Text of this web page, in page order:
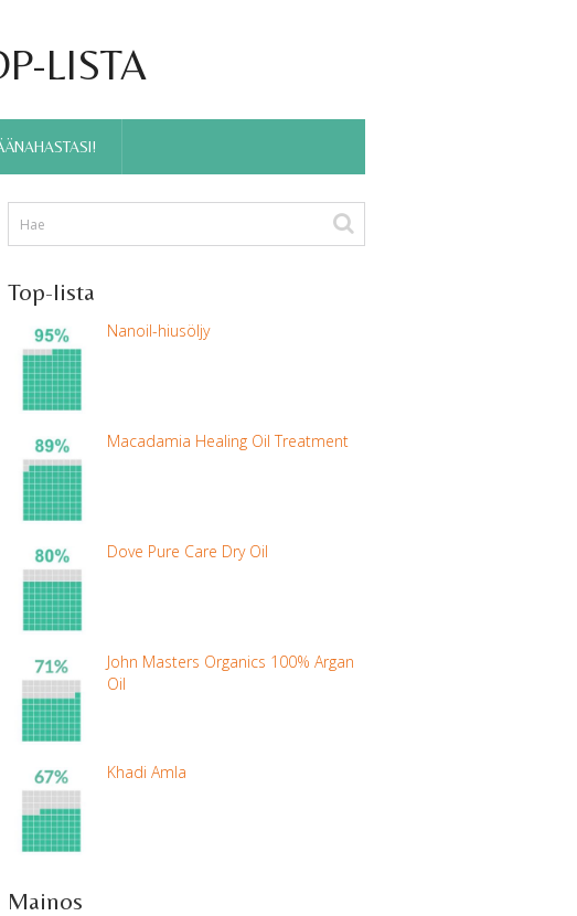
LISTA
Top-lista
Nanoil-hiusöljy
Macadamia Healing Oil Treatment
Dove Pure Care Dry Oil
John Masters Organics 100% Argan
Oil
Khadi Amla
Mainos